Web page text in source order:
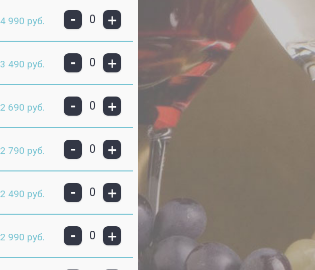
4 990 руб. - 0 +
3 490 руб. - 0 +
2 690 руб. - 0 +
2 790 руб. - 0 +
2 490 руб. - 0 +
2 990 руб. - 0 +